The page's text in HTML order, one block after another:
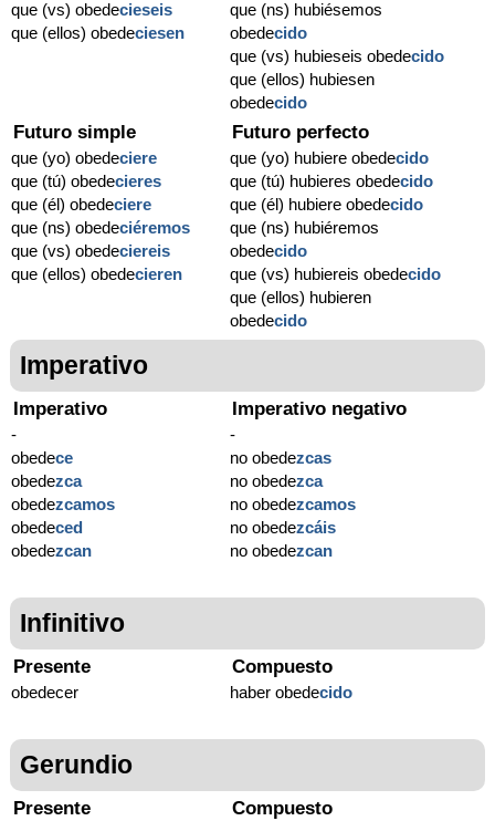
que (vs) obedecieseis
que (ellos) obedeciesen
que (ns) hubiésemos
obedecido
que (vs) hubieseis obedecido
que (ellos) hubiesen
obedecido
Futuro simple
que (yo) obedeciere
que (tú) obedecieres
que (él) obedeciere
que (ns) obedeciéremos
que (vs) obedeciereis
que (ellos) obedecieren
Futuro perfecto
que (yo) hubiere obedecido
que (tú) hubieres obedecido
que (él) hubiere obedecido
que (ns) hubiéremos
obedecido
que (vs) hubiereis obedecido
que (ellos) hubieren
obedecido
Imperativo
Imperativo
-
obedece
obedezca
obedezcamos
obedeced
obedezcan
Imperativo negativo
-
no obedezcas
no obedezca
no obedezcamos
no obedezcáis
no obedezcan
Infinitivo
Presente
obedecer
Compuesto
haber obedecido
Gerundio
Presente Compuesto